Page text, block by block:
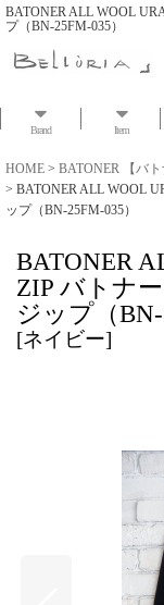
BATONER ALL WOOL
プ（BN-25FM-035）
Brand Item
HOME > BATONER 【バト
> BATONER ALL WOOL
ップ（BN-25FM-035）
BATONER
ZIP バトナ
ジップ（BN-
[ネイビー]